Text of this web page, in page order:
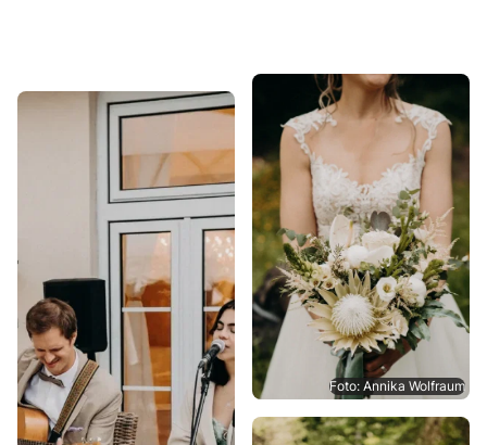
Foto: Annika Wolfraum